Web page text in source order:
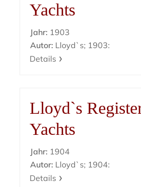
Yachts
Jahr: 1903
Autor: Lloyd`s; 1903:
Details
Lloyd`s
Yachts
Jahr: 1904
Autor: Lloyd`s; 1904:
Details